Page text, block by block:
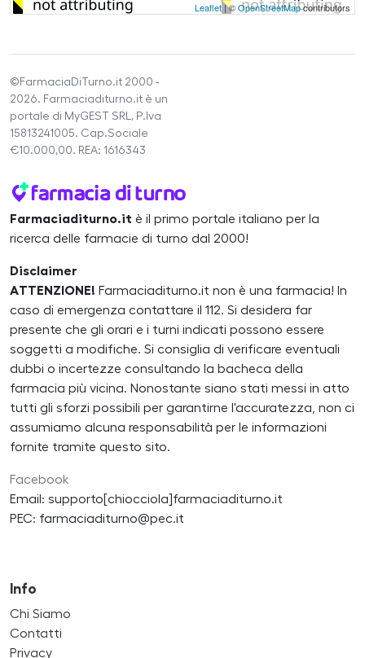
Leaflet| ©OpenStreetMapcontributors
©FarmaciaDiTurno.it 2000 -
2026. Farmaciaditurno.it è un
portale di MyGEST SRL, P.Iva
15813241005. Cap.Sociale
€10.000,00. REA: 1616343
Farmaciaditurno.it è il primo portale italiano per la
ricerca delle farmacie di turno dal 2000!
Disclaimer
ATTENZIONE! Farmaciaditurno.it non è una farmacia! In
caso di emergenza contattare il 112. Si desidera far
presente che gli orari e i turni indicati possono essere
soggetti a modifiche. Si consiglia di verificare eventuali
dubbi o incertezze consultando la bacheca della
farmacia più vicina. Nonostante siano stati messi in atto
tutti gli sforzi possibili per garantirne l'accuratezza, non ci
assumiamo alcuna responsabilità per le informazioni
fornite tramite questo sito.
Facebook
Email: supporto[chiocciola]farmaciaditurno.it
PEC: farmaciaditurno@pec.it
Info
Chi Siamo
Contatti
Privacy